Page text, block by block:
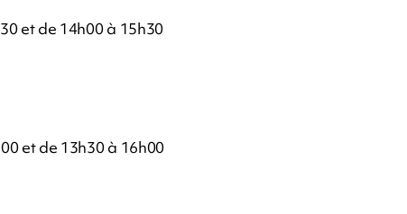
et de 14h00 à 15h30
et de 13h30 à 16h00